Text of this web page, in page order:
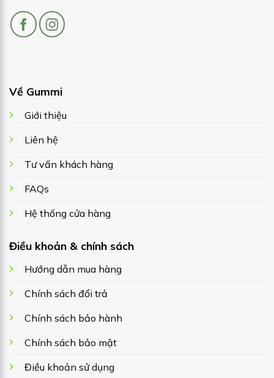
Về Gummi
Giới thiệu
Liên hệ
Tư vấn khách hàng
FAQs
Hệ thống cửa hàng
Điều khoản & chính sách
Hướng dẫn mua hàng
Chính sách đổi trả
Chính sách bảo hành
Chính sách bảo mật
Điều khoản sử dụng